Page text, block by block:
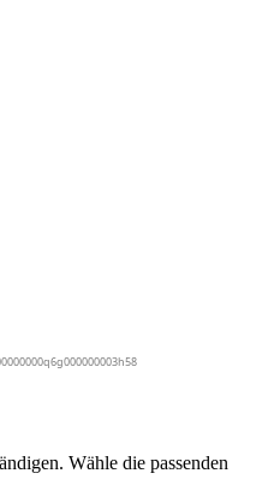
Wähle die passenden